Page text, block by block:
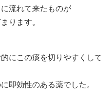
流れて来たものが
ります。
にこの痰を切りやすくして
即効性のある薬でした。